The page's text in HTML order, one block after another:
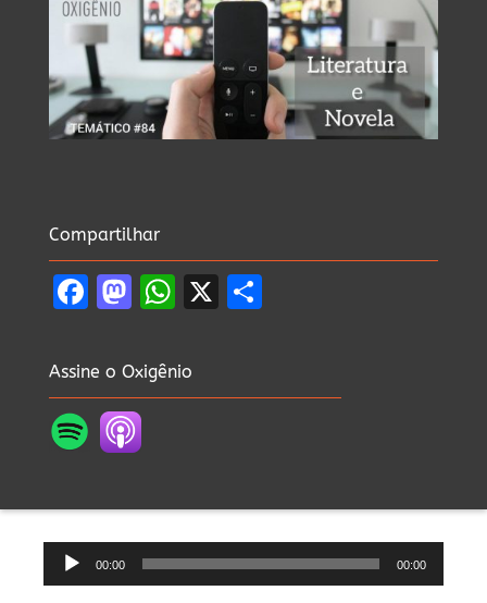
Compartilhar
Facebook
Mastodon
WhatsApp
X Share
Assine o Oxigênio
Tocador
de
00:00 00:00